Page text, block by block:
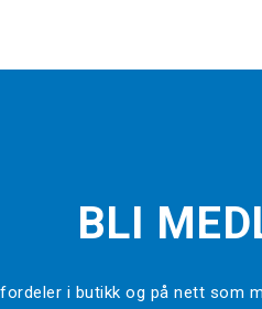
BLI
i butikk og på nett som